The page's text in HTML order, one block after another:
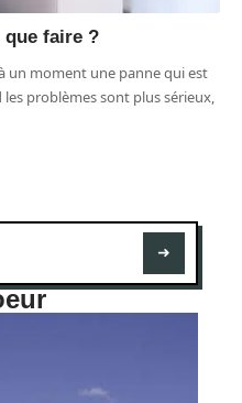
que faire ?
un moment une panne qui est
problèmes sont plus sérieux,